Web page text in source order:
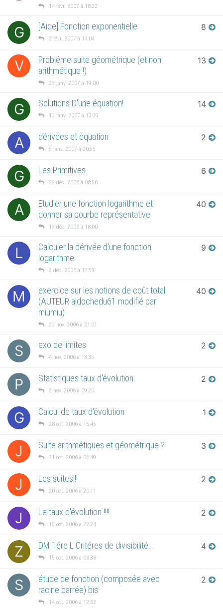
14 févr. 2007 à 18:22
G [Aide] Fonction exponentielle
2 févr. 2007 à 14:04
8
V
Probléme suite géométrique (et non
arithmétique !)
23 janv. 2007 à 19:00
13
G Solutions D'une équation!
19 janv. 2007 à 13:29
14
A dérivées et équation
5 janv. 2007 à 20:55
2
G Les Primitives
22 déc. 2006 à 08:56
6
A
Etudier une fonction logarithme et
donner sa courbe représentative
13 déc. 2006 à 18:00
40
L
Calculer la dérivée d'une fonction
logarithme
3 déc. 2006 à 17:59
9
M
exercice sur les notions de coût total
(AUTEUR aldochedu61 modifié par
miumiu)
29 nov. 2006 à 21:01
40
S exo de limites
4 nov. 2006 à 13:35
2
P Statistiques taux d'évolution
2 nov. 2006 à 09:20
2
G Calcul de taux d'évolution
28 oct. 2006 à 15:45
1
J Suite arithmétiques et géométrique ?
21 oct. 2006 à 06:49
3
J Les suites!!!
20 oct. 2006 à 20:11
2
J Le taux d'évolution !!!!
15 oct. 2006 à 22:24
2
Z DM 1ére L Critéres de divisibilité...
15 oct. 2006 à 08:38
4
S
étude de fonction (composée avec
racine carrée) bis
14 oct. 2006 à 12:32
2